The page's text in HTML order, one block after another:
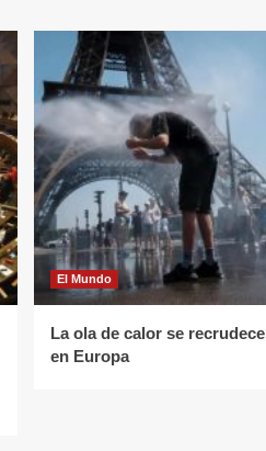
El Mundo
La ola de calor se recrudece
en Europa